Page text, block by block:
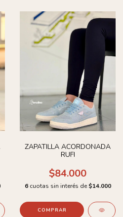
ZAPATILLA ACORDONADA
RUFI
$84.000
6 cuotas sin interés de $14.000
COMPRAR